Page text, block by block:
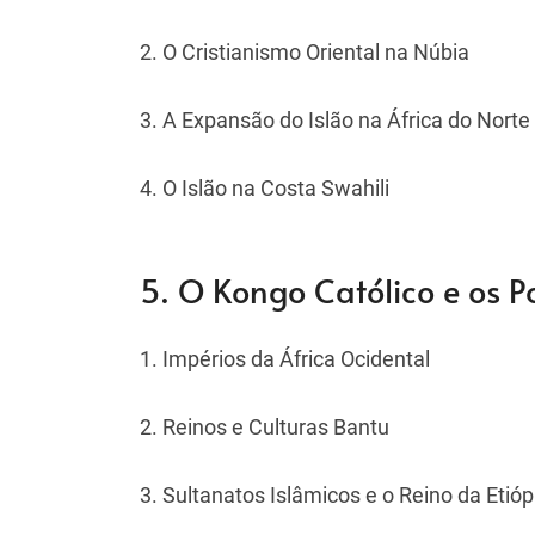
2. O Cristianismo Oriental na Núbia
3. A Expansão do Islão na África do Norte
4. O Islão na Costa Swahili
5. O Kongo Católico e os
1. Impérios da África Ocidental
2. Reinos e Culturas Bantu
3. Sultanatos Islâmicos e o Reino da